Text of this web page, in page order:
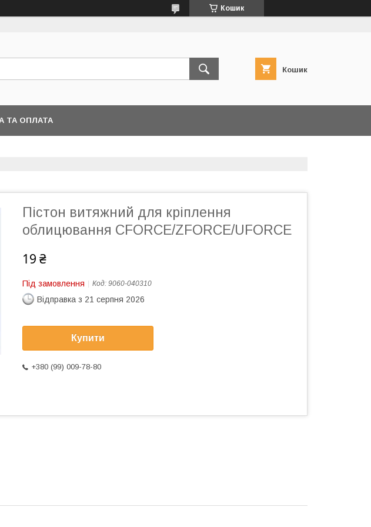
Кошик
Кошик
ТА ОПЛАТА
Пістон витяжний для кріплення
облицювання CFORCE/ZFORCE/UFORCE
19 ₴
Під замовлення Код: 9060-040310
Відправка з 21 серпня 2026
Купити
+380 (99) 009-78-80